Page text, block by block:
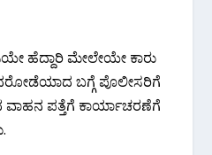
ಹೆದ್ದಾರಿ ಮೇಲೇಯೇ ಕಾರು
ಬಗ್ಗೆ ಪೊಲೀಸರಿಗೆ
ಪತ್ತೆಗೆ ಕಾರ್ಯಾಚರಣೆಗೆ